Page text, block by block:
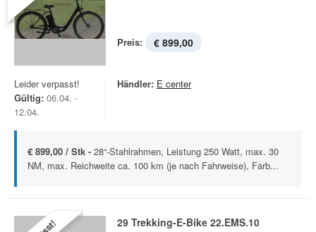
Preis: € 899,00
Leider verpasst!
Gültig: 06.04. -
12.04.
Händler: E center
€ 899,00 / Stk - 28“-Stahlrahmen, Leistung 250 Watt, max. 30
NM, max. Reichweite ca. 100 km (je nach Fahrweise), Farb...
29 Trekking-E-Bike 22.EMS.10